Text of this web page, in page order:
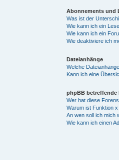
Abonnements und
Was ist der
Wie kann ich ein
Wie kann ich ein
Wie deaktiviere ich
Dateianhänge
Welche
Kann ich eine
phpBB betreffende
Wer hat diese
Warum ist Funktion
An wen soll ich mich
Wie kann ich einen